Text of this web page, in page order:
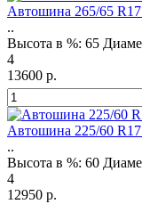
Автошина 265/65
..
Высота в %: 65
4
13600 р.
Автошина 225/60
..
Высота в %: 60
4
12950 р.